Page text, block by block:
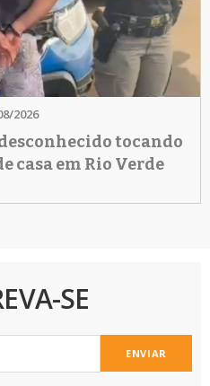
2026
tocando
casa em Rio Verde
SE
ENVIAR